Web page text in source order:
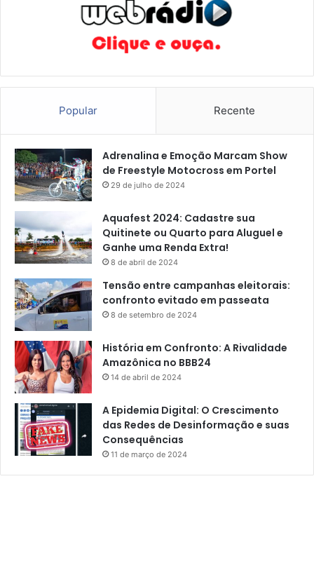
Popular Recente
Adrenalina e Emoção Marcam Show
de Freestyle Motocross em Portel
29 de julho de 2024
Aquafest 2024: Cadastre sua
Quitinete ou Quarto para Aluguel e
Ganhe uma Renda Extra!
8 de abril de 2024
Tensão entre campanhas eleitorais:
confronto evitado em passeata
8 de setembro de 2024
História em Confronto: A Rivalidade
Amazônica no BBB24
14 de abril de 2024
A Epidemia Digital: O Crescimento
das Redes de Desinformação e suas
Consequências
11 de março de 2024